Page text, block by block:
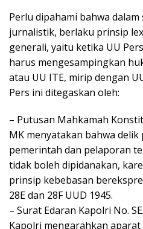
Perlu dipahami bahwa
jurnalistik, berlaku prinsip
generali, yaitu ketika UU
harus mengesampingkan
atau UU ITE, mirip dengan
Pers ini ditegaskan oleh:
– Putusan Mahkamah
MK menyatakan bahwa
pemerintah dan pelaporan
tidak boleh dipidanakan,
prinsip kebebasan
28E dan 28F UUD 1945.
– Surat Edaran Kapolri No.
Kapolri mengarahkan